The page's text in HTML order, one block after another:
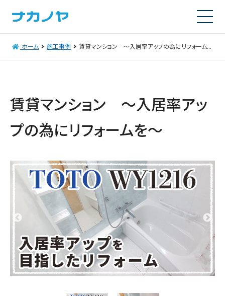
ホーム 施工事例 賃貸マンション ～入居率アップの為にリフォームを～
賃貸マンション ～入居率アッ
プの為にリフォームを～